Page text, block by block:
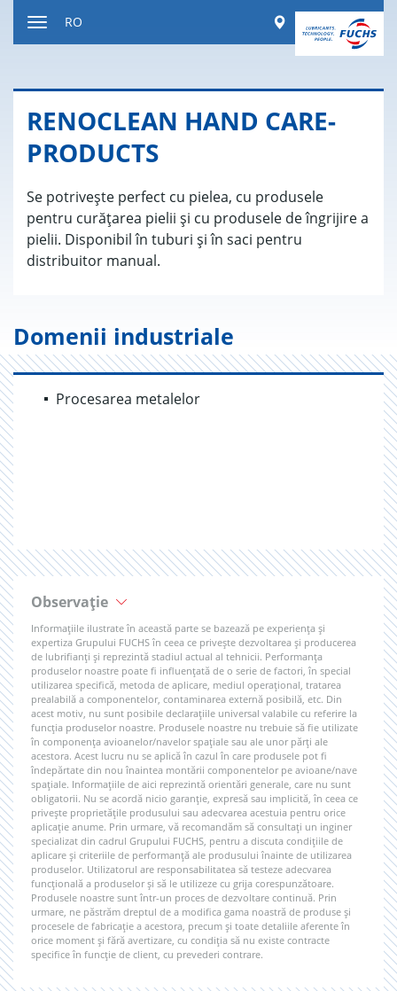
Worldwide
RO
RE­NO­CLEAN HAND CARE-
PRO­DUCTS
Se potrivește perfect cu pielea, cu produsele
pentru curățarea pielii și cu produsele de îngrijire a
pielii. Disponibil în tuburi și în saci pentru
distribuitor manual.
Domenii industriale
Procesarea metalelor
Observație
Informațiile ilustrate în această parte se bazează pe experiența și
expertiza Grupului FUCHS în ceea ce privește dezvoltarea și producerea
de lubrifianți și reprezintă stadiul actual al tehnicii. Performanța
produselor noastre poate fi influențată de o serie de factori, în special
utilizarea specifică, metoda de aplicare, mediul operațional, tratarea
prealabilă a componentelor, contaminarea externă posibilă, etc. Din
acest motiv, nu sunt posibile declarațiile universal valabile cu referire la
funcția produselor noastre. Produsele noastre nu trebuie să fie utilizate
în componența avioanelor/navelor spațiale sau ale unor părți ale
acestora. Acest lucru nu se aplică în cazul în care produsele pot fi
îndepărtate din nou înaintea montării componentelor pe avioane/nave
spațiale. Informațiile de aici reprezintă orientări generale, care nu sunt
obligatorii. Nu se acordă nicio garanție, expresă sau implicită, în ceea ce
privește proprietățile produsului sau adecvarea acestuia pentru orice
aplicație anume. Prin urmare, vă recomandăm să consultați un inginer
specializat din cadrul Grupului FUCHS, pentru a discuta condițiile de
aplicare și criteriile de performanță ale produsului înainte de utilizarea
produselor. Utilizatorul are responsabilitatea să testeze adecvarea
funcțională a produselor și să le utilizeze cu grija corespunzătoare.
Produsele noastre sunt într-un proces de dezvoltare continuă. Prin
urmare, ne păstrăm dreptul de a modifica gama noastră de produse și
procesele de fabricație a acestora, precum și toate detaliile aferente în
orice moment și fără avertizare, cu condiția să nu existe contracte
specifice în funcție de client, cu prevederi contrare.